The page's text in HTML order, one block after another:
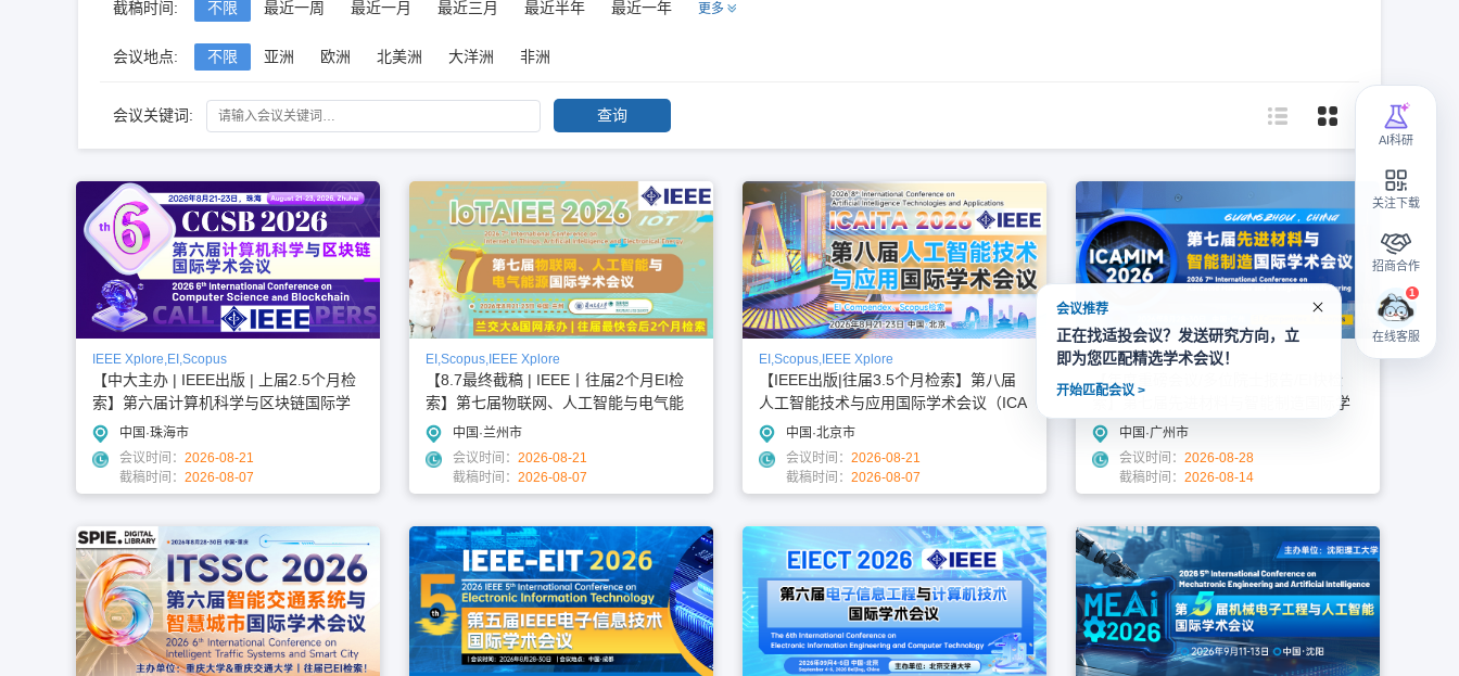
药学与中医学 心理学 政治学 法学 历史学/文学/哲学 民族宗教
截稿时间: 不限 最近一周 最近一月 最近三月 最近半年 最近一年 更多
会议地点: 不限 亚洲 欧洲 北美洲 大洋洲 非洲
会议关键词: 查询
IEEE Xplore,EI,Scopus
【中大主办 | IEEE出版 | 上届2.5个月检
索】第六届计算机科学与区块链国际学
术会议（CCSB 2026）
中国·珠海市
会议时间： 2026-08-21
截稿时间： 2026-08-07
EI,Scopus,IEEE Xplore
【8.7最终截稿 | IEEE丨往届2个月EI检
索】第七届物联网、人工智能与电气能
源国际学术会议（IoTAIEE 2026）
中国·兰州市
会议时间： 2026-08-21
截稿时间： 2026-08-07
EI,Scopus,IEEE Xplore
【IEEE出版|往届3.5个月检索】第八届
人工智能技术与应用国际学术会议（ICA
ITA 2026）
中国·北京市
会议时间： 2026-08-21
截稿时间： 2026-08-07
EI,Scopus
【年度重磅会议/多位院士报告/EI快检
索】第七届先进材料与智能制造国际学
术会议（ICAMIM 2026）
中国·广州市
会议时间： 2026-08-28
截稿时间： 2026-08-14
AI科研
关注下载
招商合作
在线客服
会议推荐
正在找适投会议？发送研究方向，立
即为您匹配精选学术会议！
开始匹配会议 >